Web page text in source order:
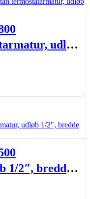
udløb
1/2″, bredde